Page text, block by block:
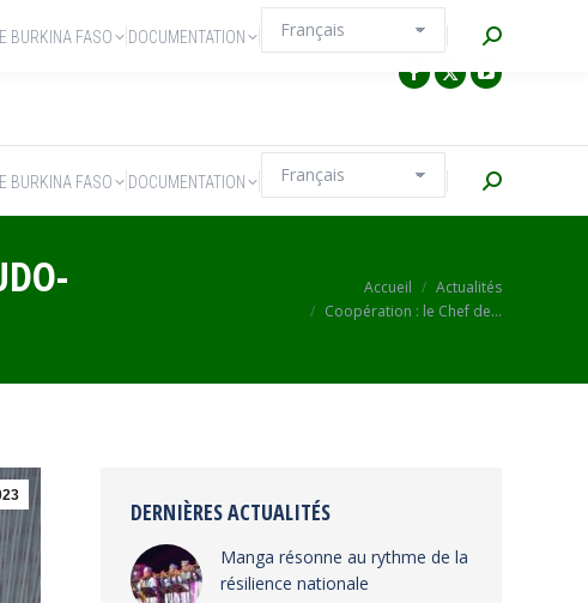
LE BURKINA FASO DOCUMENTATION Recherche
Accueil
Actualités
Coopération : le Chef de…
DERNIÈRES ACTUALITÉS
Manga résonne au rythme de la
résilience nationale
LE BURKINA FASO DOCUMENTATION Recherche